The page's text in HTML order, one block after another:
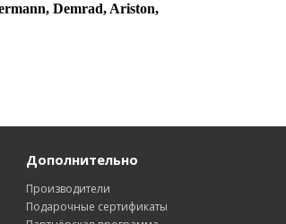
Demrad, Ariston,
Дополнительно
Производители
Подарочные сертификаты